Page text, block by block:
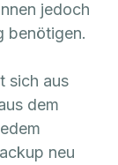
jedoch
benötigen.
sich aus
dem
neu